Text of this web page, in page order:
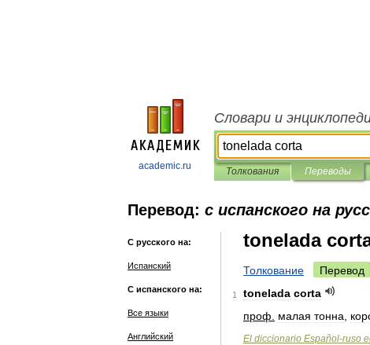
academic.ru
Словари и
Толкования Переводы
Перевод: с испанского на
С русского на:
Испанский
С испанского на:
Все языки
Английский
tonelada
Толкование Перевод
1 tonelada corta
проф
малая тонна
El diccionario Español-ruso